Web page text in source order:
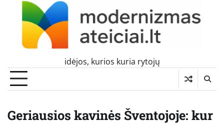
content
idėjos, kurios kuria rytojų
Geriausios kavinės Šventojoje: kur